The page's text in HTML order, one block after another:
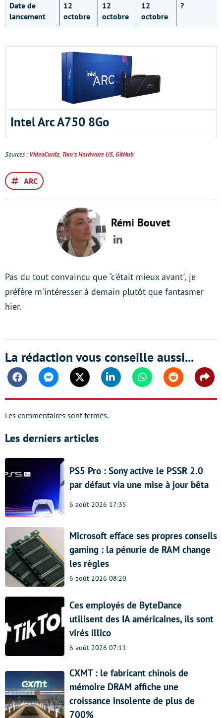
Date de
lancement
12
octobre
12
octobre
12
octobre
?
Intel Arc A750 8Go
Sources :VideoCardz, Tom’s Hardware US,GitHub
ARC
Rémi Bouvet
LinkedIn
Pas du tout convaincu que "c'était mieux avant", je
préfère m'intéresser à demain plutôt que fantasmer
hier.
La rédaction vous conseille aussi...
FacebookMessengerTwitter Linkedin WhatsappReddit
Les commentaires sont fermés.
Les derniers articles
PS5 Pro : Sony active le PSSR 2.0
par défaut via une mise à jour bêta
6 août 2026 17:35
Microsoft efface ses propres conseils
gaming : la pénurie de RAM change
les règles
6 août 2026 08:20
Ces employés de ByteDance
utilisent des IA américaines, ils sont
virés illico
6 août 2026 07:11
CXMT : le fabricant chinois de
mémoire DRAM affiche une
croissance insolente de plus de
700%